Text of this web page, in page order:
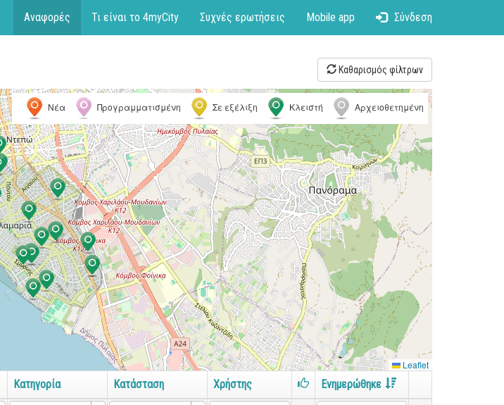
Αναφορές Τι είναι το 4myCity Συχνές ερωτήσεις Mobile app Σύνδεση
Καθαρισμός φίλτρων
Νέα Προγραμματισμένη Σε εξέλιξη Κλειστή Αρχειοθετημένη
Leaflet
Κατηγορία Κατάσταση Χρήστης Ενημερώθηκε